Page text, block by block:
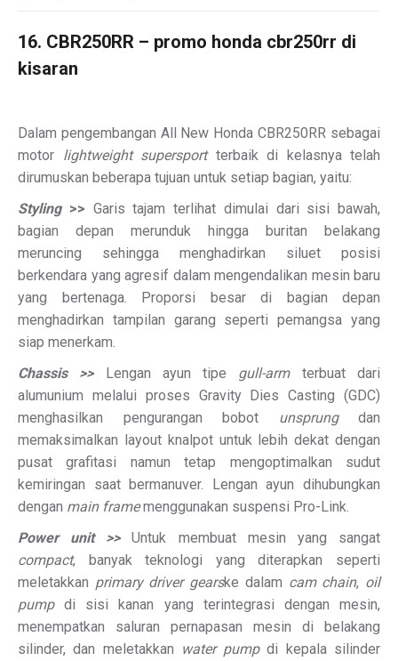
16. CBR250RR – promo honda cbr250rr di
kisaran
Dalam pengembangan All New Honda CBR250RR sebagai
motor lightweight supersportterbaik di kelasnya telah
dirumuskan beberapa tujuan untuk setiap bagian, yaitu:
Styling>> Garis tajam terlihat dimulai dari sisi bawah,
bagian depan merunduk hingga buritan belakang
meruncing sehingga menghadirkan siluet posisi
berkendara yang agresif dalam mengendalikan mesin baru
yang bertenaga. Proporsi besar di bagian depan
menghadirkan tampilan garang seperti pemangsa yang
siap menerkam.
Chassis >> Lengan ayun tipe gull-armterbuat dari
alumunium melalui proses Gravity Dies Casting (GDC)
menghasilkan pengurangan bobot unsprungdan
memaksimalkan layout knalpot untuk lebih dekat dengan
pusat grafitasi namun tetap mengoptimalkan sudut
kemiringan saat bermanuver. Lengan ayun dihubungkan
dengan main framemenggunakan suspensi Pro-Link.
Power unit >>Untuk membuat mesin yang sangat
compact, banyak teknologi yang diterapkan seperti
meletakkan primary driver gearske dalam cam chain, oil
pumpdi sisi kanan yang terintegrasi dengan mesin,
menempatkan saluran pernapasan mesin di belakang
silinder, dan meletakkan water pumpdi kepala silinder